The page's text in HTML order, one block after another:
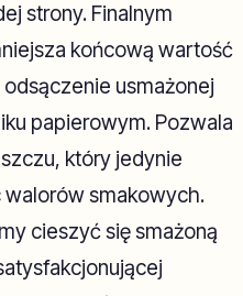
strony. Finalnym
końcową wartość
usmażonej
papierowym. Pozwala
który jedynie
walorów smakowych.
cieszyć się smażoną